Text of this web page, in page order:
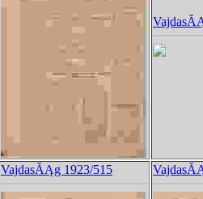
VajdasĂĄg 1923/515